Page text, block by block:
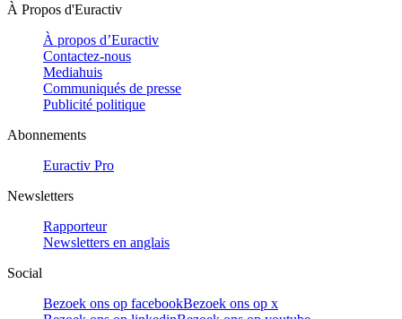
À Propos d'Euractiv
À propos d’Euractiv
Contactez-nous
Mediahuis
Communiqués de presse
Publicité politique
Abonnements
Euractiv Pro
Newsletters
Rapporteur
Newsletters en anglais
Social
Bezoek ons op facebookBezoek ons op x